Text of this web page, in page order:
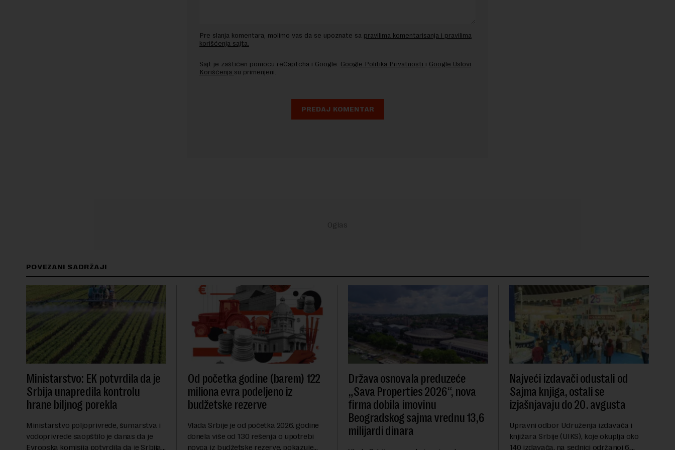
Pre slanja komentara, molimo vas da se upoznate sa pravilima komentarisanja i pravilima
korišćenja sajta.
Sajt je zaštićen pomocu reCaptcha i Google. Google Politika Privatnosti i Google Uslovi
Korišćenja su primenjeni.
POVEZANI SADRŽAJI
Ministarstvo: EK potvrdila da je
Srbija unapredila kontrolu
hrane biljnog porekla
Ministarstvo poljoprivrede, šumarstva i
vodoprivrede saopštilo je danas da je
Evropska komisija potvrdila da je Srbija
Od početka godine (barem) 122
miliona evra podeljeno iz
budžetske rezerve
Vlada Srbije je od početka 2026. godine
donela više od 130 rešenja o upotrebi
novca iz budžetske rezerve, pokazuje
Država osnovala preduzeće
„Sava Properties 2026“, nova
firma dobila imovinu
Beogradskog sajma vrednu 13,6
milijardi dinara
Najveći izdavači odustali od
Sajma knjiga, ostali se
izjašnjavaju do 20. avgusta
Upravni odbor Udruženja izdavača i
knjižara Srbije (UIKS), koje okuplja oko
140 izdavača, na sednici održanoj 6.